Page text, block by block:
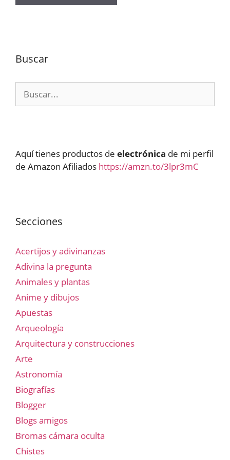
Buscar
Aquí tienes productos de electrónica de mi perfil
de Amazon Afiliados https://amzn.to/3lpr3mC
Secciones
Acertijos y adivinanzas
Adivina la pregunta
Animales y plantas
Anime y dibujos
Apuestas
Arqueología
Arquitectura y construcciones
Arte
Astronomía
Biografías
Blogger
Blogs amigos
Bromas cámara oculta
Chistes